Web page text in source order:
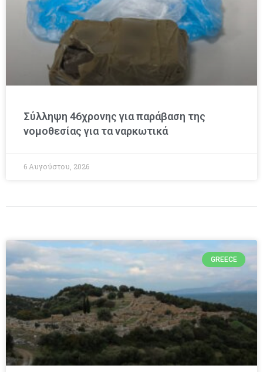
Σύλληψη 46χρονης για παράβαση της
νομοθεσίας για τα ναρκωτικά
6 Αυγούστου, 2026
GREECE